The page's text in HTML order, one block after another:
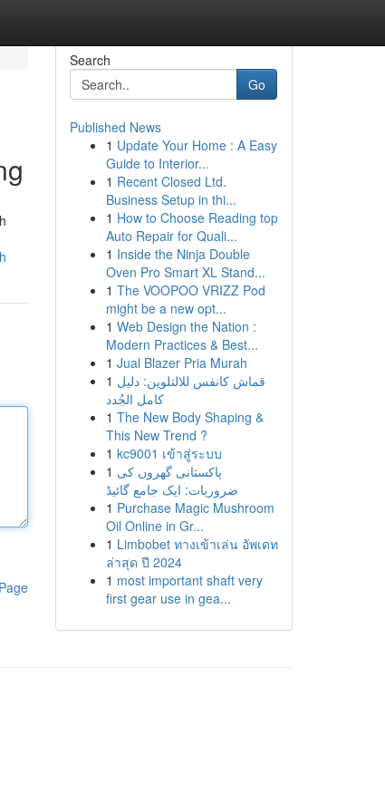
Search
Go
Published News
1 Update Your Home : A Easy
Guide to Interior...
1 Recent Closed Ltd.
Business Setup in thi...
1 How to Choose Reading top
Auto Repair for Quali...
1 Inside the Ninja Double
Oven Pro Smart XL Stand...
1 The VOOPOO VRIZZ Pod
might be a new opt...
1 Web Design the Nation :
Modern Practices & Best...
1 Jual Blazer Pria Murah
1 قماش كانفس للالتلوين: دليل
كامل الجُدد
1 The New Body Shaping &
This New Trend ?
1 kc9001 เข้าสู่ระบบ
1 پاکستانی گھروں کی
ضروریات: ایک جامع گائیڈ
1 Purchase Magic Mushroom
Oil Online in Gr...
1 Limbobet ทางเข้าเล่น อัพเดท
ล่าสุด ปี 2024
1 most important shaft very
first gear use in gea...